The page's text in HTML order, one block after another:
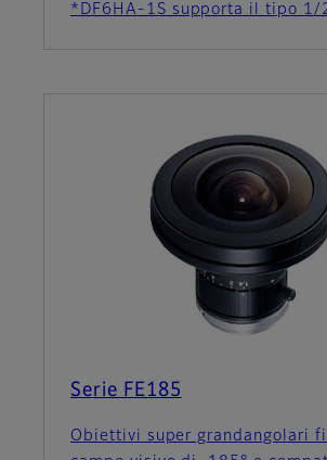
*DF6HA-1S supporta il tipo 1/
Serie FE185
Obiettivi super grandangolari